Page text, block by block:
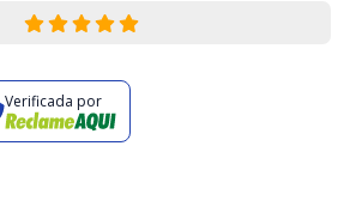
Verificada por